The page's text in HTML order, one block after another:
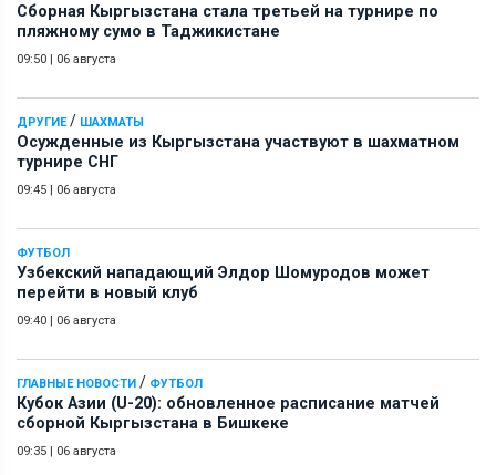
Сборная Кыргызстана стала третьей на турнире по
пляжному сумо в Таджикистане
09:50 | 06 августа
ДРУГИЕ/ ШАХМАТЫ
Осужденные из Кыргызстана участвуют в шахматном
турнире СНГ
09:45 | 06 августа
ФУТБОЛ
Узбекский нападающий Элдор Шомуродов может
перейти в новый клуб
09:40 | 06 августа
ГЛАВНЫЕ НОВОСТИ / ФУТБОЛ
Кубок Азии (U-20): обновленное расписание матчей
сборной Кыргызстана в Бишкеке
09:35 | 06 августа